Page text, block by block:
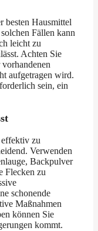
besten Hausmittel
Fällen kann
leicht zu
Achten Sie
aufgetragen wird.
sein, ein
zu
Verwenden
Backpulver
Flecken zu
schonende
Maßnahmen
können Sie
kommt.